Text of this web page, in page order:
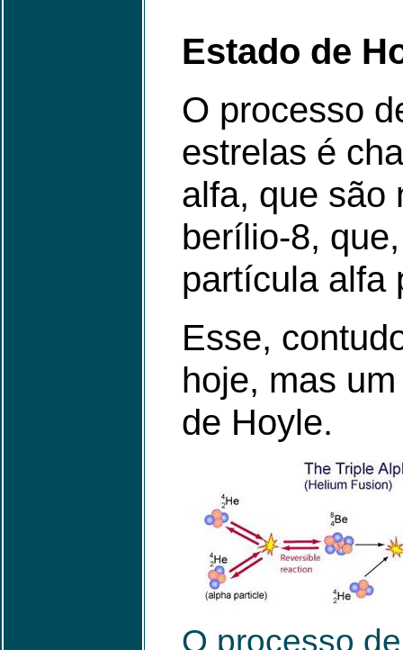
Estado de
O processo
estrelas é
alfa, que são
berílio-8,
partícula alfa
Esse,
hoje, mas
de Hoyle.
O processo